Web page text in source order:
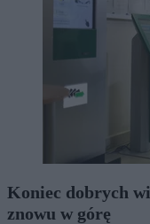
Koniec dobrych
znowu w górę